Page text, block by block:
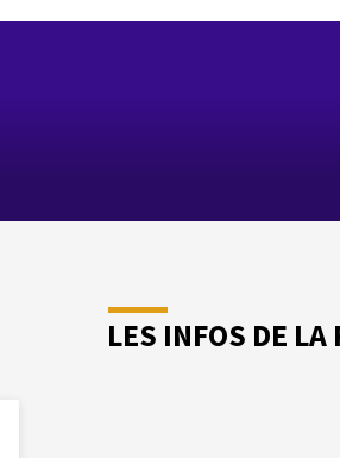
LES INFOS DE LA